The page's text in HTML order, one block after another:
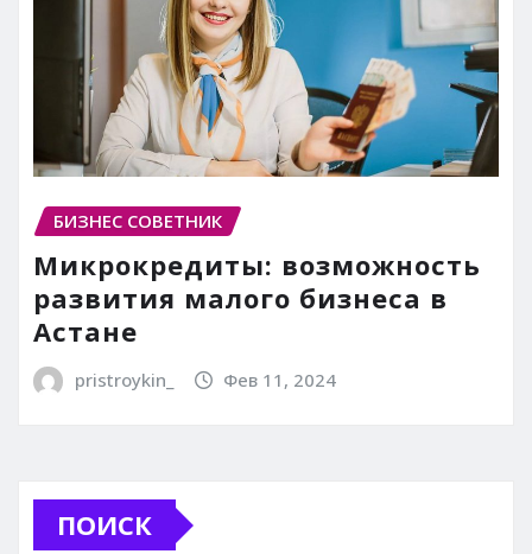
БИЗНЕС СОВЕТНИК
Микрокредиты: возможность
развития малого бизнеса в
Астане
pristroykin_ Фев 11, 2024
ПОИСК